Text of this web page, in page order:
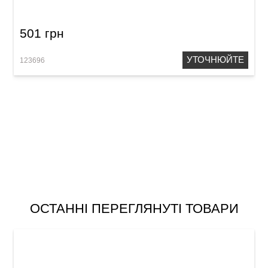
501 грн
123696 УТОЧНЮЙТЕ
ОСТАННІ ПЕРЕГЛЯНУТІ ТОВАРИ